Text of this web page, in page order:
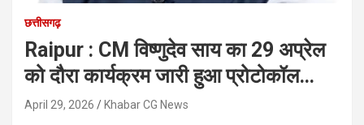
छत्तीसगढ़
Raipur : CM विष्णुदेव साय का 29 अप्रेल
को दौरा कार्यक्रम जारी हुआ प्रोटोकॉल…
April 29, 2026 Khabar CG News